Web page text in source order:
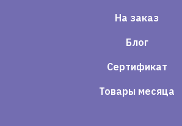
На заказ
Блог
Сертификат
Товары месяца